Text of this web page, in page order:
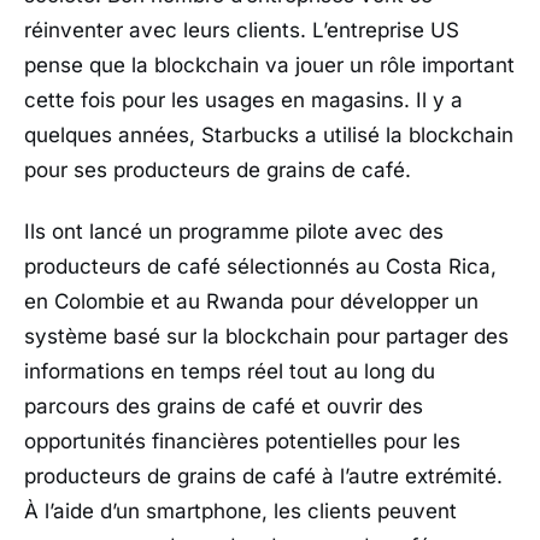
réinventer avec leurs clients. L’entreprise US
pense que la blockchain va jouer un rôle important
cette fois pour les usages en magasins. Il y a
quelques années, Starbucks a utilisé la blockchain
pour ses producteurs de grains de café.
Ils ont lancé un programme pilote avec des
producteurs de café sélectionnés au Costa Rica,
en Colombie et au Rwanda pour développer un
système basé sur la blockchain pour partager des
informations en temps réel tout au long du
parcours des grains de café et ouvrir des
opportunités financières potentielles pour les
producteurs de grains de café à l’autre extrémité.
À l’aide d’un smartphone, les clients peuvent